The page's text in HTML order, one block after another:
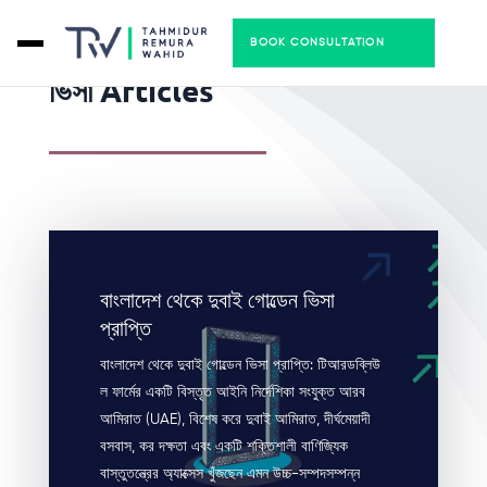
BOOK CONSULTATION
ভিসা Articles
বাংলাদেশ থেকে দুবাই গোল্ডেন ভিসা
প্রাপ্তি
বাংলাদেশ থেকে দুবাই গোল্ডেন ভিসা প্রাপ্তি: টিআরডব্লিউ
ল ফার্মের একটি বিস্তৃত আইনি নির্দেশিকা সংযুক্ত আরব
আমিরাত (UAE), বিশেষ করে দুবাই আমিরাত, দীর্ঘমেয়াদী
বসবাস, কর দক্ষতা এবং একটি শক্তিশালী বাণিজ্যিক
বাস্তুতন্ত্রের অ্যাক্সেস খুঁজছেন এমন উচ্চ-সম্পদসম্পন্ন